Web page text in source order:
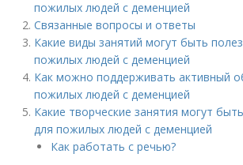
пожилых людей с деменцией
Связанные вопросы и ответы
Какие виды занятий могут быть
пожилых людей с деменцией
Как можно поддерживать активный
пожилых людей с деменцией
Какие творческие занятия могут
для пожилых людей с деменцией
Как работать с речью?